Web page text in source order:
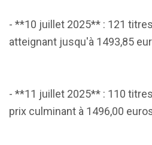
- **10 juillet 2025** : 121
atteignant jusqu'à 1493,85
- **11 juillet 2025** : 110
prix culminant à 1496,00